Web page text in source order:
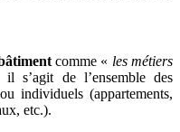
comme « les métiers
s’agit de l’ensemble des
individuels (appartements,
etc.).